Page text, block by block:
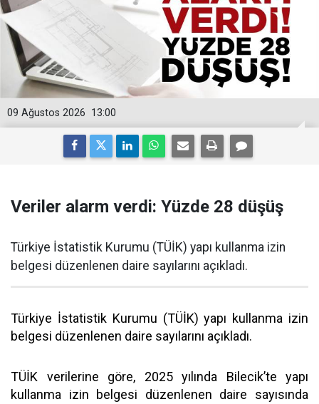
13:00
09 Ağustos 2026
Veriler alarm verdi: Yüzde 28 düşüş
Türkiye İstatistik Kurumu (TÜİK) yapı kullanma izin
belgesi düzenlenen daire sayılarını açıkladı.
Türkiye İstatistik Kurumu (TÜİK) yapı kullanma izin
belgesi düzenlenen daire sayılarını açıkladı.
TÜİK verilerine göre, 2025 yılında Bilecik’te yapı
kullanma izin belgesi düzenlenen daire sayısında